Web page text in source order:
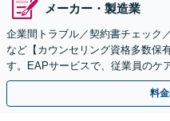
メーカー・製造業
企業間トラブル／契約書チェック
など【カウンセリング資格多数保
す。EAPサービスで、従業員のケ
在に！メンタルヘルスのご相談も
料